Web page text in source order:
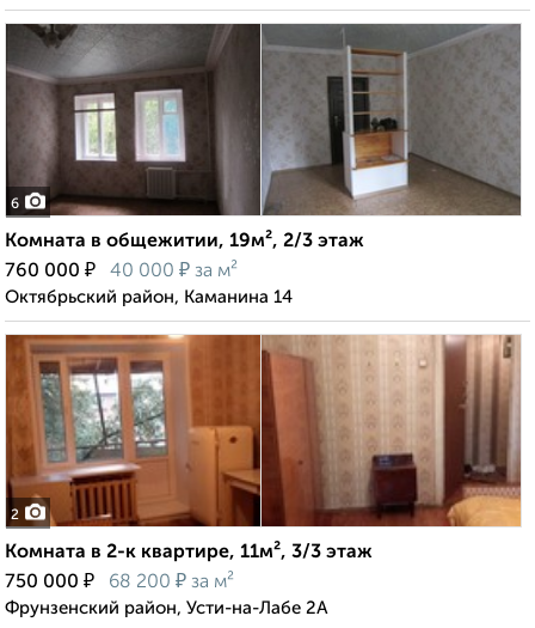
6
Комната в общежитии, 19м², 2/3 этаж
760 000 ₽ 40 000 ₽ за м²
Октябрьский район, Каманина 14
2
Комната в 2-к квартире, 11м², 3/3 этаж
750 000 ₽ 68 200 ₽ за м²
Фрунзенский район, Усти-на-Лабе 2А